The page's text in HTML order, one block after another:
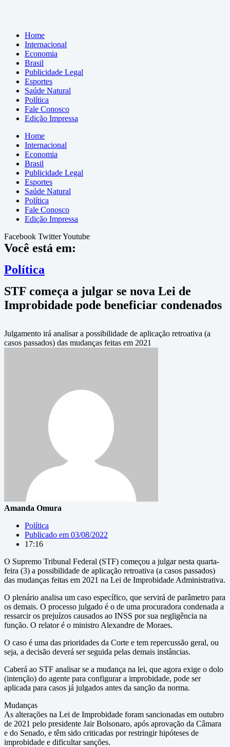
Home
Internacional
Economia
Brasil
Publicidade Legal
Esportes
Saúde Natural
Política
Fale Conosco
Edição Impressa
Home
Internacional
Economia
Brasil
Publicidade Legal
Esportes
Saúde Natural
Política
Fale Conosco
Edição Impressa
Facebook TwitterYoutube
Você está em:
Política
STF começa a julgar se nova Lei de
Improbidade pode beneficiar condenados
Julgamento irá analisar a possibilidade de aplicação retroativa (a
casos passados) das mudanças feitas em 2021
Amanda Omura
Política
Publicado em 03/08/2022
17:16
O Supremo Tribunal Federal (STF) começou a julgar nesta quarta-
feira (3) a possibilidade de aplicação retroativa (a casos passados)
das mudanças feitas em 2021 na Lei de Improbidade Administrativa.
O plenário analisa um caso específico, que servirá de parâmetro para
os demais. O processo julgado é o de uma procuradora condenada a
ressarcir os prejuízos causados ao INSS por sua negligência na
função. O relator é o ministro Alexandre de Moraes.
O caso é uma das prioridades da Corte e tem repercussão geral, ou
seja, a decisão deverá ser seguida pelas demais instâncias.
Caberá ao STF analisar se a mudança na lei, que agora exige o dolo
(intenção) do agente para configurar a improbidade, pode ser
aplicada para casos já julgados antes da sanção da norma.
Mudanças
As alterações na Lei de Improbidade foram sancionadas em outubro
de 2021 pelo presidente Jair Bolsonaro, após aprovação da Câmara
e do Senado, e têm sido criticadas por restringir hipóteses de
improbidade e dificultar sanções.